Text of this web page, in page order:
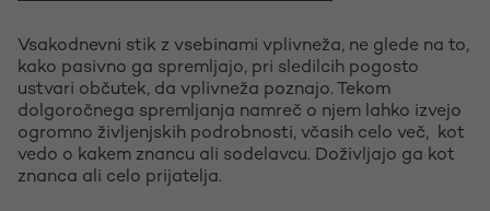
Vsakodnevni stik z vsebinami vplivneža, ne glede na to,
kako pasivno ga spremljajo, pri sledilcih pogosto
ustvari občutek, da vplivneža poznajo. Tekom
dolgoročnega spremljanja namreč o njem lahko izvejo
ogromno življenjskih podrobnosti, včasih celo več, kot
vedo o kakem znancu ali sodelavcu. Doživljajo ga kot
znanca ali celo prijatelja.